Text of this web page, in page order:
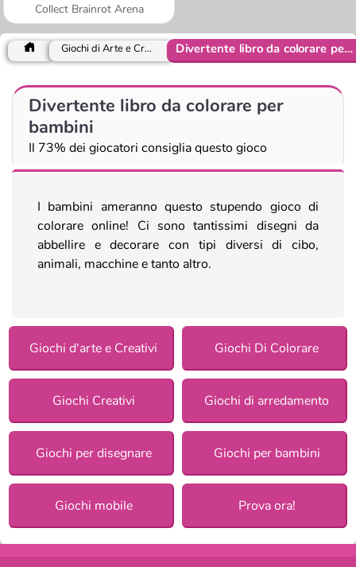
Collect Brainrot Arena
Giochi di Arte e Creatività Divertente libro da colorare per bambini
Divertente libro da colorare per
bambini
Il 73% dei giocatori consiglia questo gioco
I bambini ameranno questo stupendo gioco di
colorare online! Ci sono tantissimi disegni da
abbellire e decorare con tipi diversi di cibo,
animali, macchine e tanto altro.
Giochi d'arte e Creativi Giochi Di Colorare
Giochi Creativi Giochi di arredamento
Giochi per disegnare Giochi per bambini
Giochi mobile Prova ora!